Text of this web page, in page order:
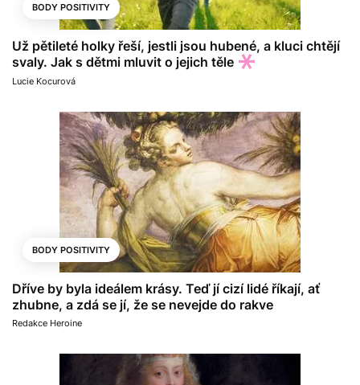
BODY POSITIVITY
Už pětileté holky řeší, jestli jsou hubené, a kluci chtějí
svaly. Jak s dětmi mluvit o jejich těle
Lucie Kocurová
BODY POSITIVITY
Dříve by byla ideálem krásy. Teď jí cizí lidé říkají, ať
zhubne, a zdá se jí, že se nevejde do rakve
Redakce Heroine